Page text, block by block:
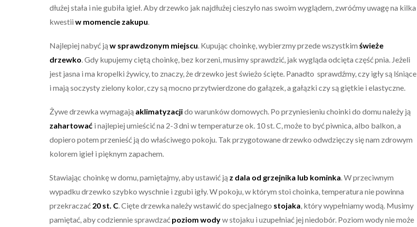
dłużej stała i nie gubiła igieł. Aby drzewko jak najdłużej cieszyło nas swoim wyglądem, zwróćmy uwagę na kilka
kwestii w momencie zakupu
Najlepiej nabyć ją w sprawdzonym miejscu . Kupując choinkę, wybierzmy przede wszystkim świeże
drzewko . Gdy kupujemy ciętą choinkę, bez korzeni, musimy sprawdzić, jak wygląda odcięta część pnia. Jeżeli
jest jasna i ma kropelki żywicy, to znaczy, że drzewko jest świeżo ścięte. Panadto sprawdźmy, czy igły są lśniące
i mają soczysty zielony kolor, czy są mocno przytwierdzone do gałązek, a gałązki czy są giętkie i elastyczne.
Żywe drzewka wymagają aklimatyzacjido warunków domowych. Po przyniesieniu choinki do domu należy ją
zahartować i najlepiej umieścić na 2-3 dni w temperaturze ok. 10 st. C, może to być piwnica, albo balkon, a
dopiero potem przenieść ją do właściwego pokoju. Tak przygotowane drzewko odwdzięczy się nam zdrowym
kolorem igieł i pięknym zapachem.
Stawiając choinkę w domu, pamiętajmy, aby ustawić ją z dala od grzejnika lub kominka . W przeciwnym
wypadku drzewko szybko wyschnie i zgubi igły. W pokoju, w którym stoi choinka, temperatura nie powinna
przekraczać 20 st. C . Cięte drzewka należy wstawić do specjalnego stojaka , który wypełniamy wodą. Musimy
pamiętać, aby codziennie sprawdzać poziom wodyw stojaku i uzupełniać jej niedobór. Poziom wody nie może